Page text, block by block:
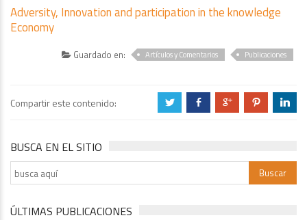
Adversity, Innovation and participation in the knowledge
Economy
Guardado en: Artículos y Comentarios Publicaciones
Compartir este contenido: a b c d j
BUSCA EN EL SITIO
ÚLTIMAS PUBLICACIONES